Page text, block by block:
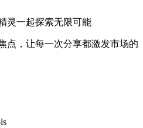
一起探索无限可能
点，让每一次分享都激发市场的